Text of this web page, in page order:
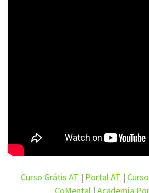
Curso Grátis AT | Portal AT |